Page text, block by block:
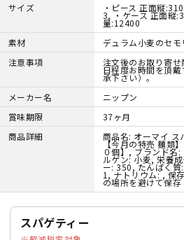
サイズ
・ピース 正面縦
3, ・ケース 正面縦
量:12400
素材
デュラム小麦のセモ
注意事項
注文後のお取り寄
日程度お時間を頂
承下さい）。
メーカー名
ニップン
賞味期限
37ヶ月
商品詳細
商品名: オーマイ ス
【今月の特売 麺類
０個】, ブランド名
ルゲン: 小麦, 栄養
ー: 350, たんぱく
1, ナトリウム: , 保
の場所を避けて保存
スパゲティー